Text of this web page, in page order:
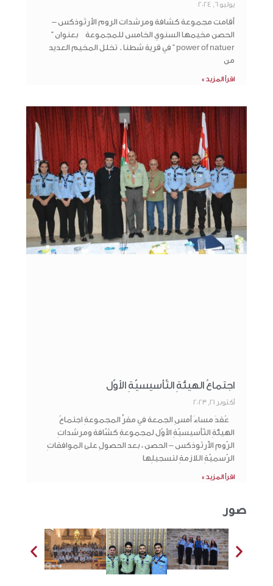
يوليو 6, 2024
أقامت مجموعة كشافة ومرشدات الروم الأرثوذكس –
الحصن مخيمها السنوي الخامس للمجموعة بعنوان ”
power of natuer “ في قرية شطنا . تخلل المخيم العديد
من
اقرأ المزيد »
اجتماعُ الهيئةِ التّأسيسيّةِ الأوّل
أكتوبر 21, 2023
عُقدَ مساءَ أمسِ الجمعة في مقرِّ المجموعةِ اجتماعُ
الهيئةِ التّأسيسيّةِ الأوّل لمجموعةِ كشّافة ومرشداتِ
الرّومِ الأُرثوذكس – الحصن ، بعد الحصولِ على الموافقاتِ
الرّسميّةِ اللازمةِ لتسجيلِها
اقرأ المزيد »
صور